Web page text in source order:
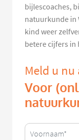
bijlescoaches,
natuurkunde in
kind weer
betere cijfers in
Meld u nu
Voor